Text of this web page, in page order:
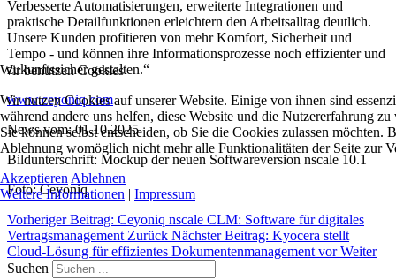
Verbesserte Automatisierungen, erweiterte Integrationen und
praktische Detailfunktionen erleichtern den Arbeitsalltag deutlich.
Unsere Kunden profitieren von mehr Komfort, Sicherheit und
Tempo - und können ihre Informationsprozesse noch effizienter und
zukunftssicher gestalten.“
www.ceyoniq.com
News vom: 01.10.2025
Bildunterschrift: Mockup der neuen Softwareversion nscale 10.1
Foto: Ceyoniq
Vorheriger Beitrag: Ceyoniq nscale CLM: Software für digitales
Vertragsmanagement Zurück Nächster Beitrag: Kyocera stellt
Cloud-Lösung für effizientes Dokumentenmanagement vorWeiter
Suchen
Wir benutzen Cookies
Wir nutzen Cookies auf unserer Website. Einige von ihnen sind
während andere uns helfen, diese Website und die Nutzererfahrung
Sie können selbst entscheiden, ob Sie die Cookies zulassen möchten.
Ablehnung womöglich nicht mehr alle Funktionalitäten der Seite zur
Akzeptieren Ablehnen
Weitere Informationen | Impressum